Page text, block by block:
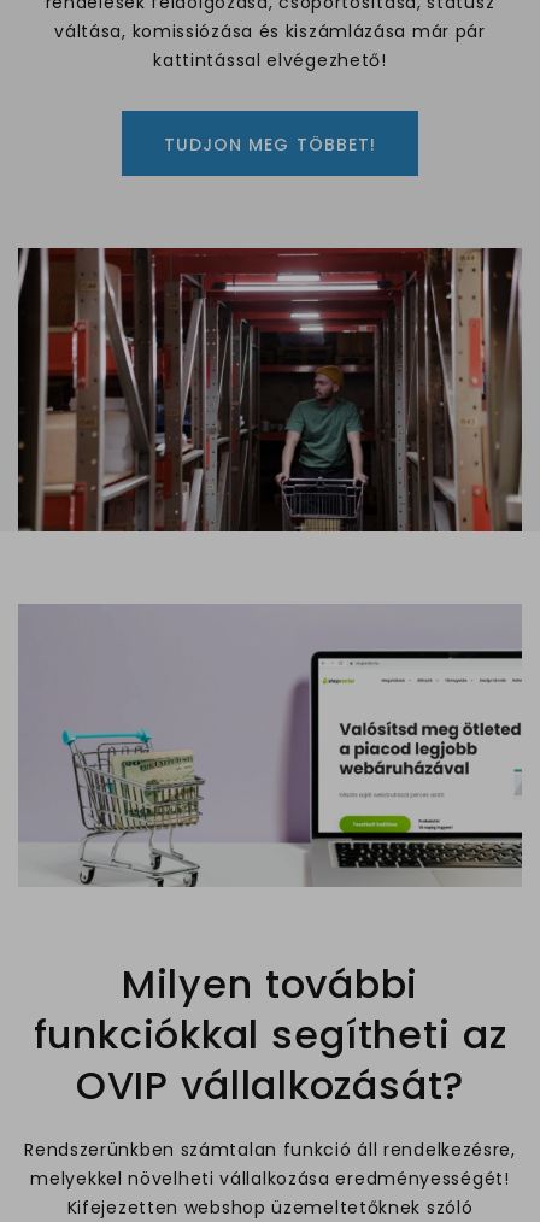
váltása, komissiózása és kiszámlázása már pár
kattintással elvégezhető!
TUDJON MEG TÖBBET!
Milyen további
funkciókkal segítheti az
OVIP vállalkozását?
Rendszerünkben számtalan funkció áll rendelkezésre,
melyekkel növelheti vállalkozása eredményességét!
Kifejezetten webshop üzemeltetőknek szóló